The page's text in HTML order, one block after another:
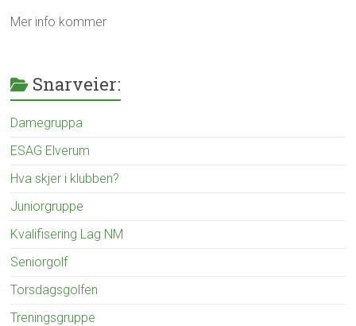
Mer info kommer
Snarveier:
Damegruppa
ESAG Elverum
Hva skjer i klubben?
Juniorgruppe
Kvalifisering Lag NM
Seniorgolf
Torsdagsgolfen
Treningsgruppe